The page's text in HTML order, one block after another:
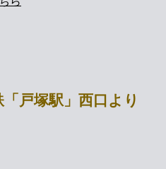
戸塚駅」西口より